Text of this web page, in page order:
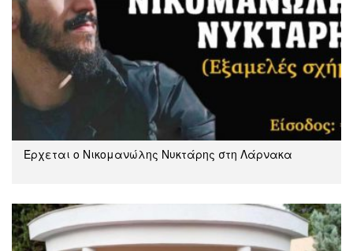
Έρχεται ο Νικομανώλης Νυκτάρης στη Λάρνακα